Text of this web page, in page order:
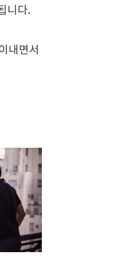
니다.
내면서